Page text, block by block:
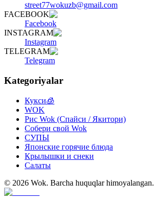
street77wokuzb@gmail.com
FACEBOOK
Facebook
INSTAGRAM
Instagram
TELEGRAM
Telegram
Kategoriyalar
Кукси🧊
WOK
Рис Wok (Спайси / Якитори)
Собери свой Wok
СУПЫ
Японские горячие блюда
Крылышки и снеки
Салаты
© 2026 Wok. Barcha huquqlar himoyalangan.